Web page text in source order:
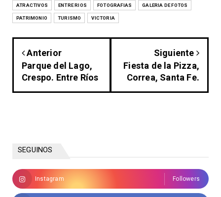
ATRACTIVOS ENTRE RIOS FOTOGRAFIAS GALERIA DE FOTOS
PATRIMONIO TURISMO VICTORIA
Anterior
Parque del Lago,
Crespo. Entre Ríos
Siguiente
Fiesta de la Pizza,
Correa, Santa Fe.
SEGUINOS
Instagram Followers